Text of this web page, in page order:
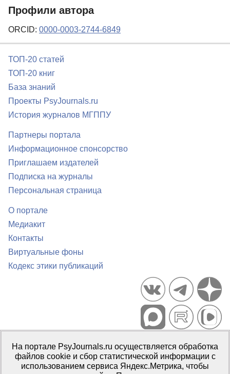
Профили автора
ORCID: 0000-0003-2744-6849
ТОП-20 статей
ТОП-20 книг
База знаний
Проекты PsyJournals.ru
История журналов МГППУ
Партнеры портала
Информационное спонсорство
Приглашаем издателей
Подписка на журналы
Персональная страница
О портале
Медиакит
Контакты
Виртуальные фоны
Кодекс этики публикаций
Портал психологических изданий PsyJournals.ru, 2007–2026
Правила использования материалов
Свидетельство регистрации СМИЭл № ФС77-66447 от 14 июля
На портале PsyJournals.ru осуществляется обработка
файлов cookie и сбор статистической информации с
использованием сервиса Яндекс.Метрика, чтобы